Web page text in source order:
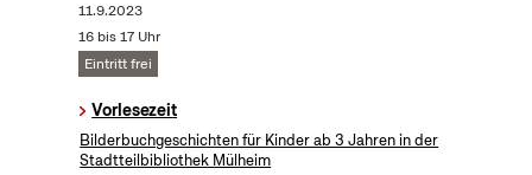
11.9.2023
16 bis 17 Uhr
Eintritt frei
Vorlesezeit
Bilderbuchgeschichten für Kinder ab 3 Jahren in der
Stadtteilbibliothek Mülheim